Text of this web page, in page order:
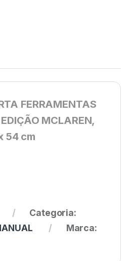
FERRAMENTAS
MCLAREN,
54 cm
Categoria:
Marca: